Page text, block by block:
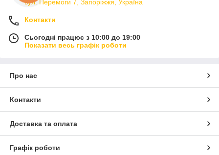
вул. Перемоги 7, Запоріжжя, Україна
Контакти
Сьогодні працює з 10:00 до 19:00
Показати весь графік роботи
Про нас
Контакти
Доставка та оплата
Графік роботи